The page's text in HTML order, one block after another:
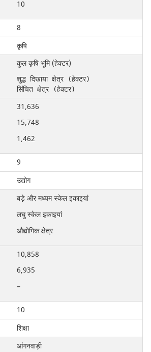
10
8
कृषि
कुल कृषि भूमि (हेक्टर)
शुद्ध दिखाया क्षेत्र (हेक्टर)
सिंचित क्षेत्र (हेक्टर)
31,636
15,748
1,462
9
उद्योग
बड़े और मध्यम स्केल इकाइयां
लघु स्केल इकाइयां
औद्योगिक क्षेत्र
10,858
6,935
–
10
शिक्षा
आंगनवाड़ी